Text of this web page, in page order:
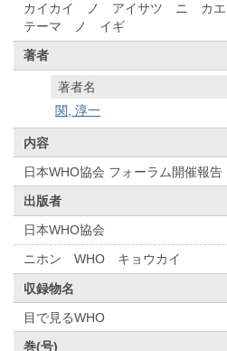
カイカイ ノ アイサツ ニ カ
テーマ ノ イギ
著者
著者名
関, 淳一
内容
日本WHO協会 フォーラム開催報告
出版者
日本WHO協会
ニホン WHO キョウカイ
収録物名
目で見るWHO
巻(号)